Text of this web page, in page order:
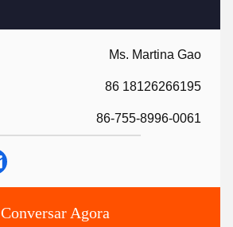
Ms. Martina Gao
86 18126266195
86-755-8996-0061
Conversar Agora